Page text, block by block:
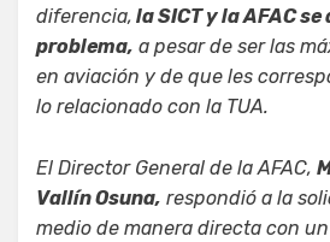
diferencia, la SICT y la AFAC
problema, a pesar de ser las
en aviación y de que les
lo relacionado con la TUA.
El Director General de la AFAC,
Vallín Osuna, respondió a la
medio de manera directa con